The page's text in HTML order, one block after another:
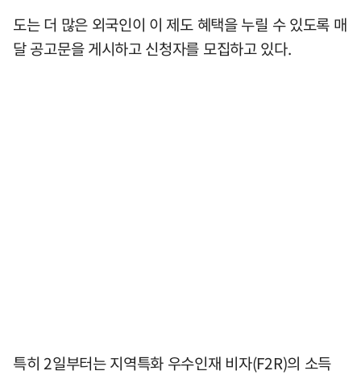
도는 더 많은 외국인이 이 제도 혜택을 누릴 수 있도록 매
달 공고문을 게시하고 신청자를 모집하고 있다.
특히 2일부터는 지역특화 우수인재 비자(F2R)의 소득